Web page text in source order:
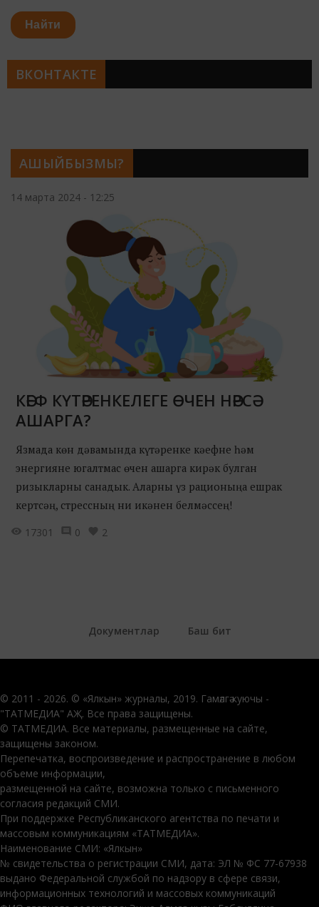
АШЫЙБЫЗМЫ?
14 марта 2024 - 12:25
КӘЕФ КҮТӘРЕНКЕЛЕГЕ ӨЧЕН НӘРСӘ
АШАРГА?
Язмада көн дәвамында күтәренке кәефне һәм
энергияне югалтмас өчен ашарга кирәк булган
ризыкларны санадык. Аларны үз рационыңа ешрак
кертсәң, стрессның ни икәнен белмәссең!
17301
0 2
Найти
ВКОНТАКТЕ
Документлар Баш бит
© 2011 - 2026. © «Ялкын» журналы, 2019. Гамәлгә куючы -
"ТАТМЕДИА" АҖ. Все права защищены.
© ТАТМЕДИА. Все материалы, размещенные на сайте,
защищены законом.
Перепечатка, воспроизведение и распространение в любом
объеме информации,
размещенной на сайте, возможна только с письменного
согласия редакций СМИ.
При поддержке Республиканского агентства по печати и
массовым коммуникациям «ТАТМЕДИА».
Наименование СМИ: «Ялкын»
№ свидетельства о регистрации СМИ, дата: ЭЛ № ФС 77-67938
выдано Федеральной службой по надзору в сфере связи,
информационных технологий и массовых коммуникаций